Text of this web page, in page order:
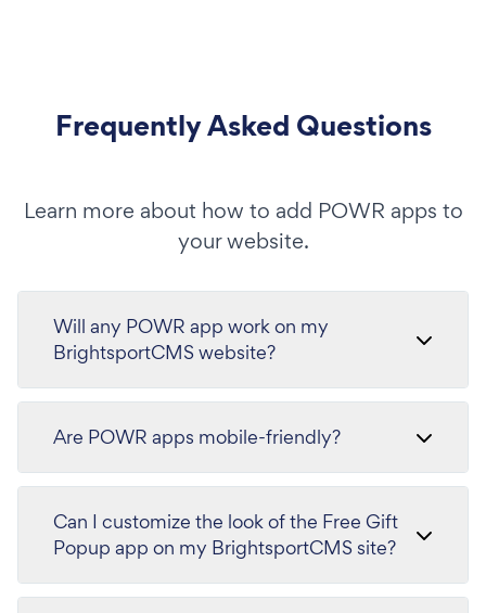
Frequently Asked Questions
Learn more about how to add POWR apps to
your website.
Will any POWR app work on my
BrightsportCMS website?
Are POWR apps mobile-friendly?
Can I customize the look of the Free Gift
Popup app on my BrightsportCMS site?